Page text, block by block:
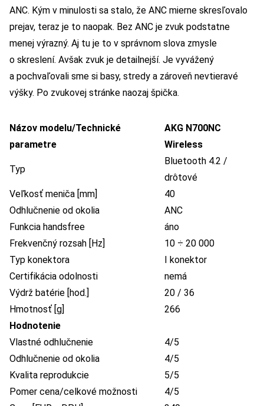
ANC. Kým v minulosti sa stalo, že ANC mierne skresľovalo
prejav, teraz je to naopak. Bez ANC je zvuk podstatne
menej výrazný. Aj tu je to v správnom slova zmysle
o skreslení. Avšak zvuk je detailnejší. Je vyvážený
a pochvaľovali sme si basy, stredy a zároveň nevtieravé
výšky. Po zvukovej stránke naozaj špička.
Názov modelu/Technické
parametre
AKG N700NC
Wireless
Typ
Bluetooth 4.2 /
drôtové
Veľkosť meniča [mm]
40
Odhlučnenie od okolia
ANC
Funkcia handsfree
áno
Frekvenčný rozsah [Hz]
10 ÷ 20 000
Typ konektora
I konektor
Certifikácia odolnosti
nemá
Výdrž batérie [hod.]
20 / 36
Hmotnosť [g]
266
Hodnotenie
Vlastné odhlučnenie
4/5
Odhlučnenie od okolia
4/5
Kvalita reprodukcie
5/5
Pomer cena/celkové možnosti
4/5